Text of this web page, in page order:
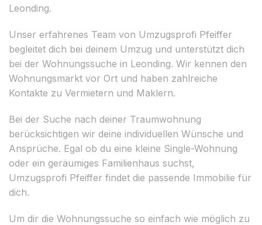
Leonding.
Unser erfahrenes Team von Umzugsprofi Pfeiffer
begleitet dich bei deinem Umzug und unterstützt dich
bei der Wohnungssuche in Leonding. Wir kennen den
Wohnungsmarkt vor Ort und haben zahlreiche
Kontakte zu Vermietern und Maklern.
Bei der Suche nach deiner Traumwohnung
berücksichtigen wir deine individuellen Wünsche und
Ansprüche. Egal ob du eine kleine Single-Wohnung
oder ein geräumiges Familienhaus suchst,
Umzugsprofi Pfeiffer findet die passende Immobilie für
dich.
Um dir die Wohnungssuche so einfach wie möglich zu